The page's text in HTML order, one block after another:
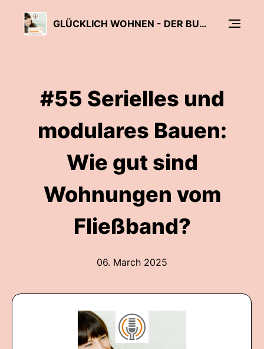
GLÜCKLICH WOHNEN - DER BUWOG PODCAST
#55 Serielles und
modulares Bauen:
Wie gut sind
Wohnungen vom
Fließband?
06. March 2025